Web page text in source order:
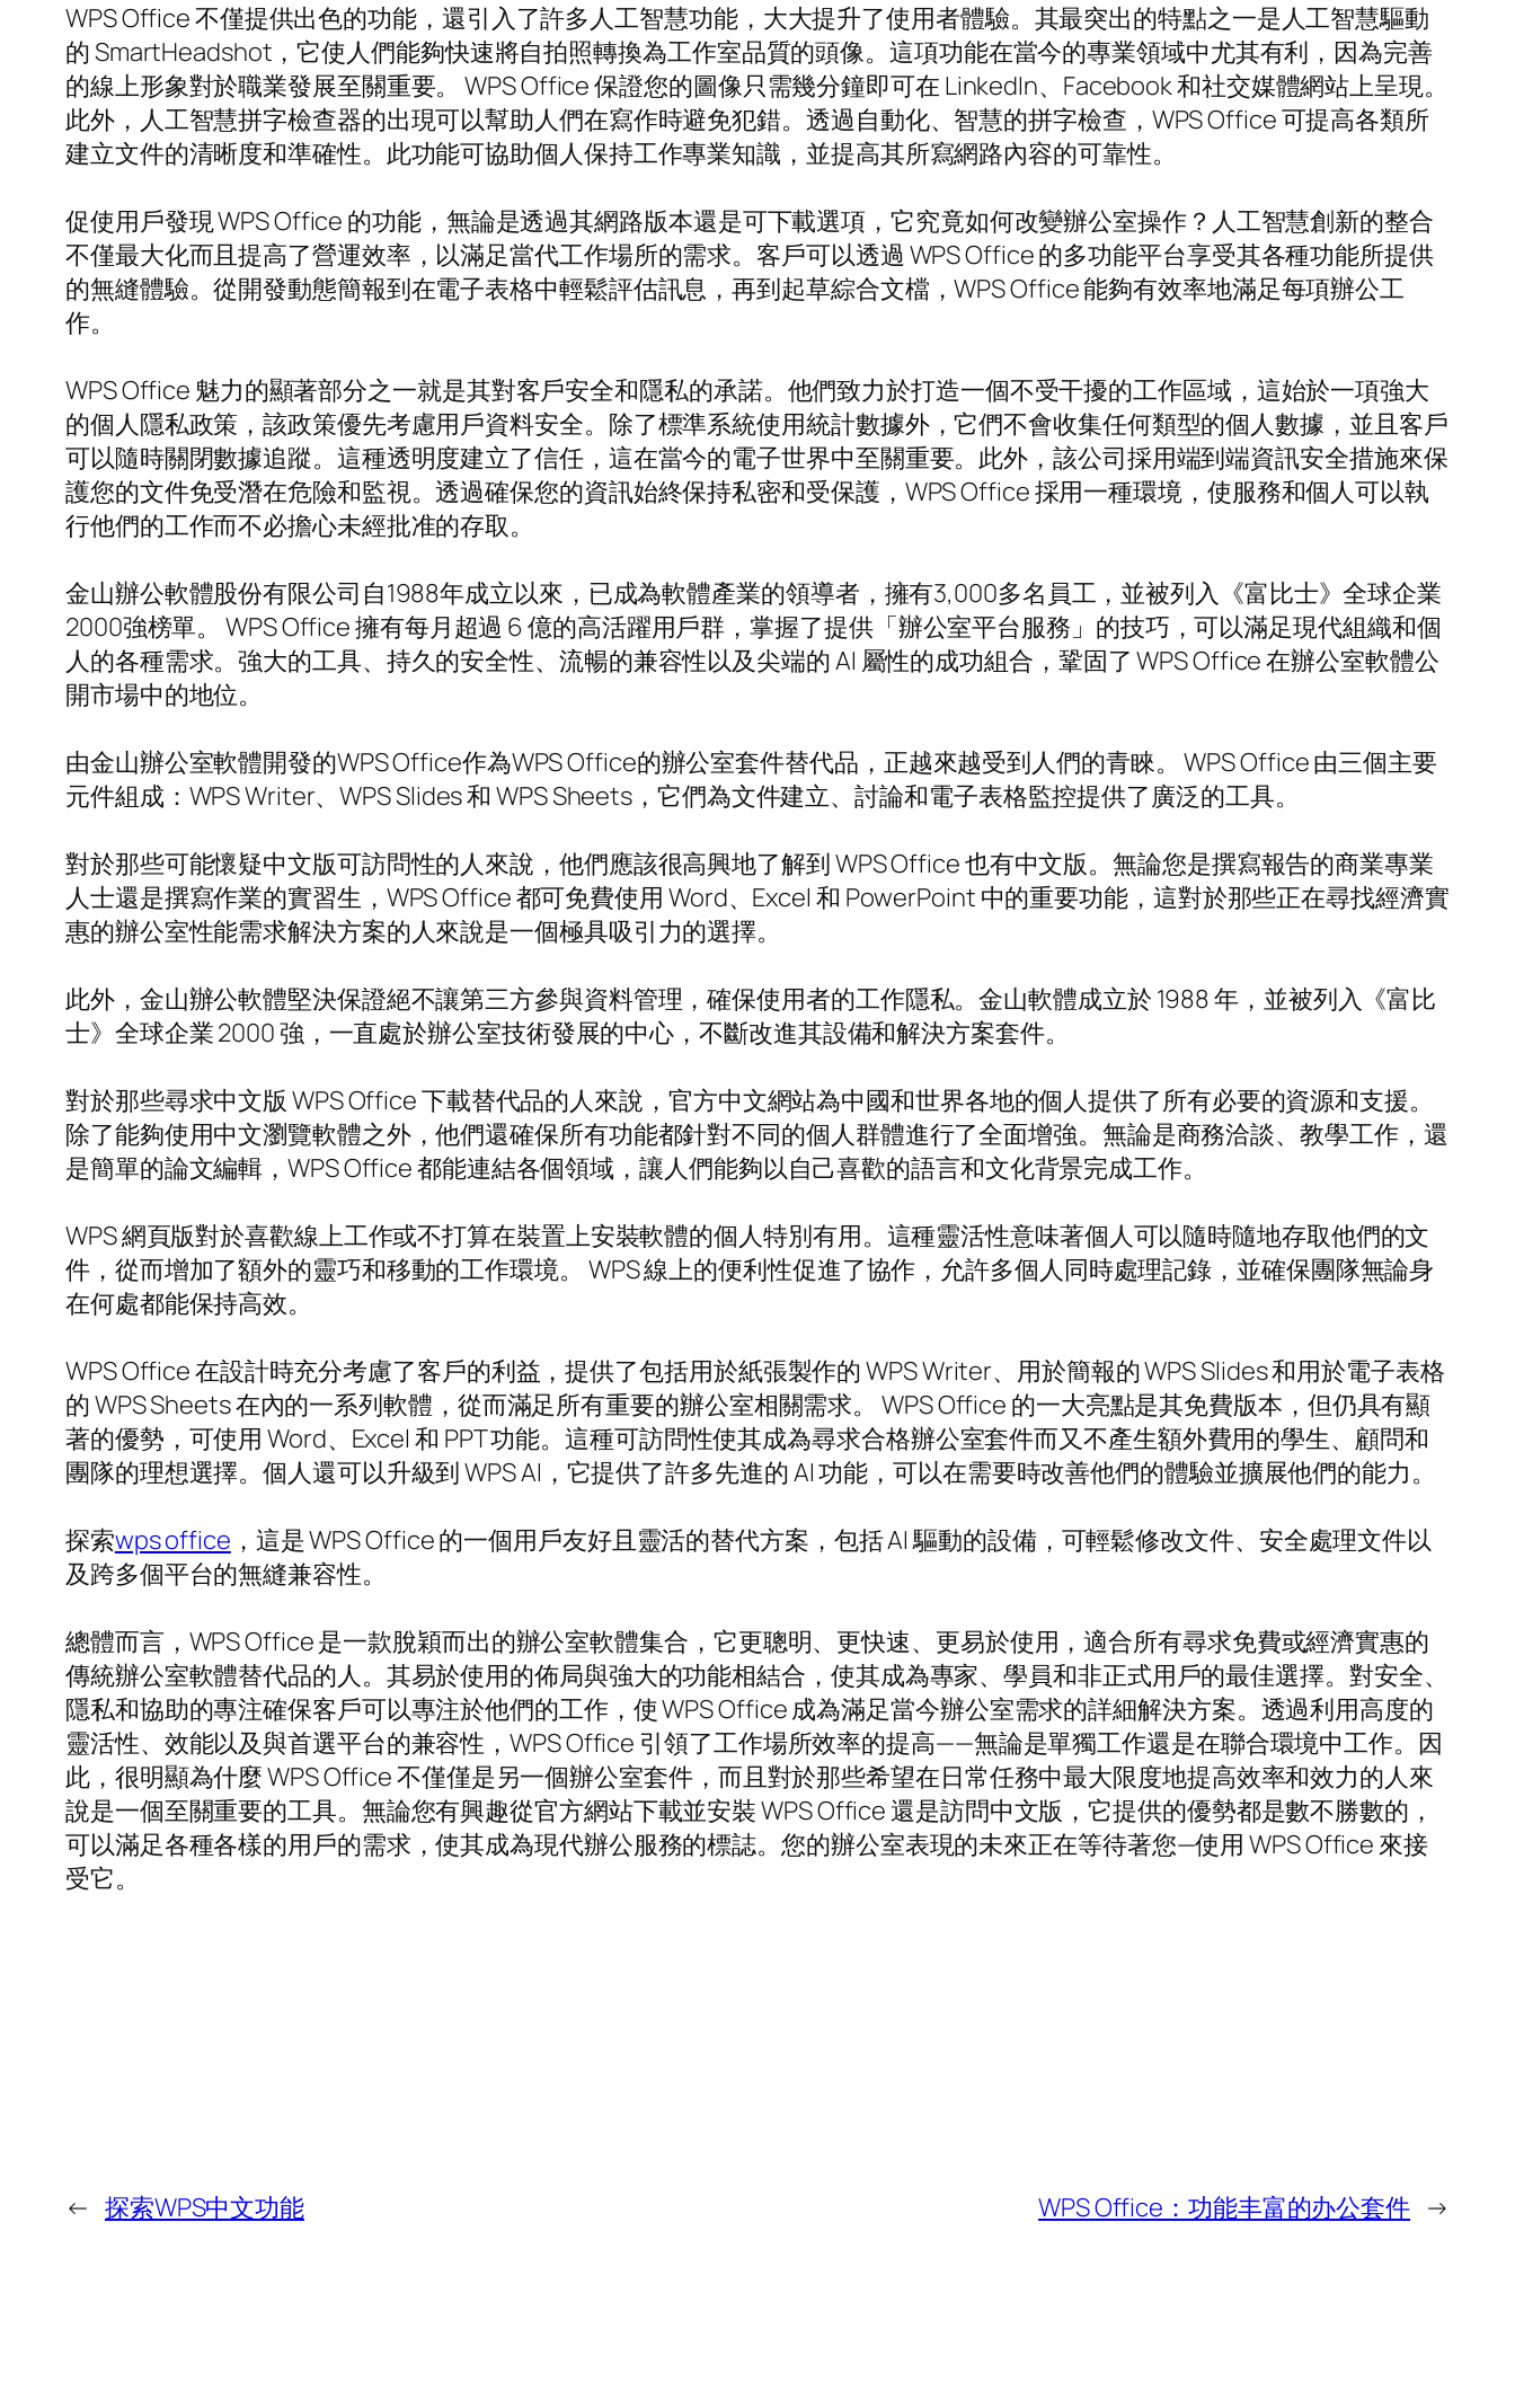
WPS Office 不僅提供出色的功能，還引入了許多人工智慧功能，大大提升了使用者體驗。其最突出的特點之一是人工智慧驅動
的 SmartHeadshot，它使人們能夠快速將自拍照轉換為工作室品質的頭像。這項功能在當今的專業領域中尤其有利，因為完善
的線上形象對於職業發展至關重要。 WPS Office 保證您的圖像只需幾分鐘即可在 LinkedIn、Facebook 和社交媒體網站上呈現。
此外，人工智慧拼字檢查器的出現可以幫助人們在寫作時避免犯錯。透過自動化、智慧的拼字檢查，WPS Office 可提高各類所
建立文件的清晰度和準確性。此功能可協助個人保持工作專業知識，並提高其所寫網路內容的可靠性。
促使用戶發現 WPS Office 的功能，無論是透過其網路版本還是可下載選項，它究竟如何改變辦公室操作？人工智慧創新的整合
不僅最大化而且提高了營運效率，以滿足當代工作場所的需求。客戶可以透過 WPS Office 的多功能平台享受其各種功能所提供
的無縫體驗。從開發動態簡報到在電子表格中輕鬆評估訊息，再到起草綜合文檔，WPS Office 能夠有效率地滿足每項辦公工
作。
WPS Office 魅力的顯著部分之一就是其對客戶安全和隱私的承諾。他們致力於打造一個不受干擾的工作區域，這始於一項強大
的個人隱私政策，該政策優先考慮用戶資料安全。除了標準系統使用統計數據外，它們不會收集任何類型的個人數據，並且客戶
可以隨時關閉數據追蹤。這種透明度建立了信任，這在當今的電子世界中至關重要。此外，該公司採用端到端資訊安全措施來保
護您的文件免受潛在危險和監視。透過確保您的資訊始終保持私密和受保護，WPS Office 採用一種環境，使服務和個人可以執
行他們的工作而不必擔心未經批准的存取。
金山辦公軟體股份有限公司自1988年成立以來，已成為軟體產業的領導者，擁有3,000多名員工，並被列入《富比士》全球企業
2000強榜單。 WPS Office 擁有每月超過 6 億的高活躍用戶群，掌握了提供「辦公室平台服務」的技巧，可以滿足現代組織和個
人的各種需求。強大的工具、持久的安全性、流暢的兼容性以及尖端的 AI 屬性的成功組合，鞏固了 WPS Office 在辦公室軟體公
開市場中的地位。
由金山辦公室軟體開發的WPS Office作為WPS Office的辦公室套件替代品，正越來越受到人們的青睞。 WPS Office 由三個主要
元件組成：WPS Writer、WPS Slides 和 WPS Sheets，它們為文件建立、討論和電子表格監控提供了廣泛的工具。
對於那些可能懷疑中文版可訪問性的人來說，他們應該很高興地了解到 WPS Office 也有中文版。無論您是撰寫報告的商業專業
人士還是撰寫作業的實習生，WPS Office 都可免費使用 Word、Excel 和 PowerPoint 中的重要功能，這對於那些正在尋找經濟實
惠的辦公室性能需求解決方案的人來說是一個極具吸引力的選擇。
此外，金山辦公軟體堅決保證絕不讓第三方參與資料管理，確保使用者的工作隱私。金山軟體成立於 1988 年，並被列入《富比
士》全球企業 2000 強，一直處於辦公室技術發展的中心，不斷改進其設備和解決方案套件。
對於那些尋求中文版 WPS Office 下載替代品的人來說，官方中文網站為中國和世界各地的個人提供了所有必要的資源和支援。
除了能夠使用中文瀏覽軟體之外，他們還確保所有功能都針對不同的個人群體進行了全面增強。無論是商務洽談、教學工作，還
是簡單的論文編輯，WPS Office 都能連結各個領域，讓人們能夠以自己喜歡的語言和文化背景完成工作。
WPS 網頁版對於喜歡線上工作或不打算在裝置上安裝軟體的個人特別有用。這種靈活性意味著個人可以隨時隨地存取他們的文
件，從而增加了額外的靈巧和移動的工作環境。 WPS 線上的便利性促進了協作，允許多個人同時處理記錄，並確保團隊無論身
在何處都能保持高效。
WPS Office 在設計時充分考慮了客戶的利益，提供了包括用於紙張製作的 WPS Writer、用於簡報的 WPS Slides 和用於電子表格
的 WPS Sheets 在內的一系列軟體，從而滿足所有重要的辦公室相關需求。 WPS Office 的一大亮點是其免費版本，但仍具有顯
著的優勢，可使用 Word、Excel 和 PPT 功能。這種可訪問性使其成為尋求合格辦公室套件而又不產生額外費用的學生、顧問和
團隊的理想選擇。個人還可以升級到 WPS AI，它提供了許多先進的 AI 功能，可以在需要時改善他們的體驗並擴展他們的能力。
探索wps office ，這是 WPS Office 的一個用戶友好且靈活的替代方案，包括 AI 驅動的設備，可輕鬆修改文件、安全處理文件以
及跨多個平台的無縫兼容性。
總體而言，WPS Office 是一款脫穎而出的辦公室軟體集合，它更聰明、更快速、更易於使用，適合所有尋求免費或經濟實惠的
傳統辦公室軟體替代品的人。其易於使用的佈局與強大的功能相結合，使其成為專家、學員和非正式用戶的最佳選擇。對安全、
隱私和協助的專注確保客戶可以專注於他們的工作，使 WPS Office 成為滿足當今辦公室需求的詳細解決方案。透過利用高度的
靈活性、效能以及與首選平台的兼容性，WPS Office 引領了工作場所效率的提高——無論是單獨工作還是在聯合環境中工作。因
此，很明顯為什麼 WPS Office 不僅僅是另一個辦公室套件，而且對於那些希望在日常任務中最大限度地提高效率和效力的人來
說是一個至關重要的工具。無論您有興趣從官方網站下載並安裝 WPS Office 還是訪問中文版，它提供的優勢都是數不勝數的，
可以滿足各種各樣的用戶的需求，使其成為現代辦公服務的標誌。您的辦公室表現的未來正在等待著您—使用 WPS Office 來接
受它。
← 探索WPS中文功能 WPS Office：功能丰富的办公套件 →